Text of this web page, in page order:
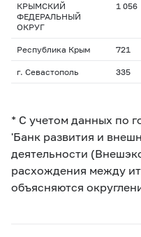
КРЫМСКИЙ
ФЕДЕРАЛЬНЫЙ
ОКРУГ
1 056
Республика Крым 721
г. Севастополь 335
* С учетом данных по
'Банк развития и
деятельности
расхождения между
объясняются